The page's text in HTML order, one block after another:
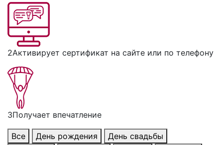
2Активирует сертификат на сайте или по телефону
3Получает впечатление
Все День рождения
День свадьбы